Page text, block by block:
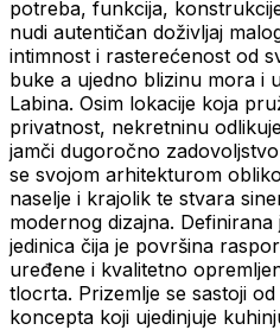
potreba, funkcija,
nudi autentičan doživljaj
intimnost i rasterećenost od
buke a ujedno blizinu mora i
Labina. Osim lokacije koja
privatnost, nekretninu
jamči dugoročno
se svojom arhitekturom
naselje i krajolik te stvara
modernog dizajna.
jedinica čija je površina
uređene i kvalitetno
tlocrta. Prizemlje se sastoji
koncepta koji ujedinjuje